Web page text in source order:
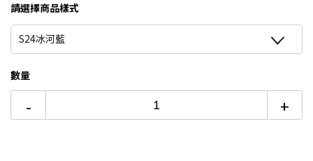
請選擇商品樣式
S24冰河藍
數量
- +